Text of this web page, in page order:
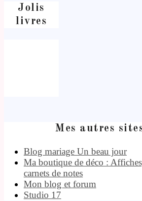
Jolis
livres
Mes autres
Blog mariage Un beau jour
Ma boutique de déco :
carnets de notes
Mon blog et forum
Studio 17